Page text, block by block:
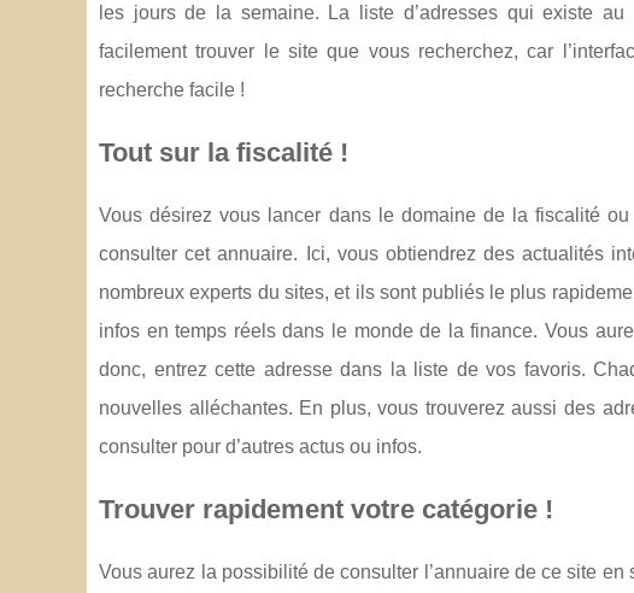
les jours de la semaine. La liste d’adresses qui existe
facilement trouver le site que vous recherchez, car
recherche facile !
Tout sur la fiscalité !
Vous désirez vous lancer dans le domaine de la fiscalité
consulter cet annuaire. Ici, vous obtiendrez des actualités
nombreux experts du sites, et ils sont publiés le plus
infos en temps réels dans le monde de la finance. Vous
donc, entrez cette adresse dans la liste de vos favoris.
nouvelles alléchantes. En plus, vous trouverez aussi des
consulter pour d’autres actus ou infos.
Trouver rapidement votre catégorie !
Vous aurez la possibilité de consulter l’annuaire de ce site